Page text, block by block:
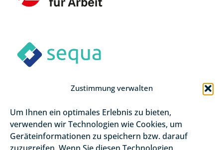
Zustimmung verwalten
Um Ihnen ein optimales Erlebnis zu bieten,
verwenden wir Technologien wie Cookies, um
Geräteinformationen zu speichern bzw. darauf